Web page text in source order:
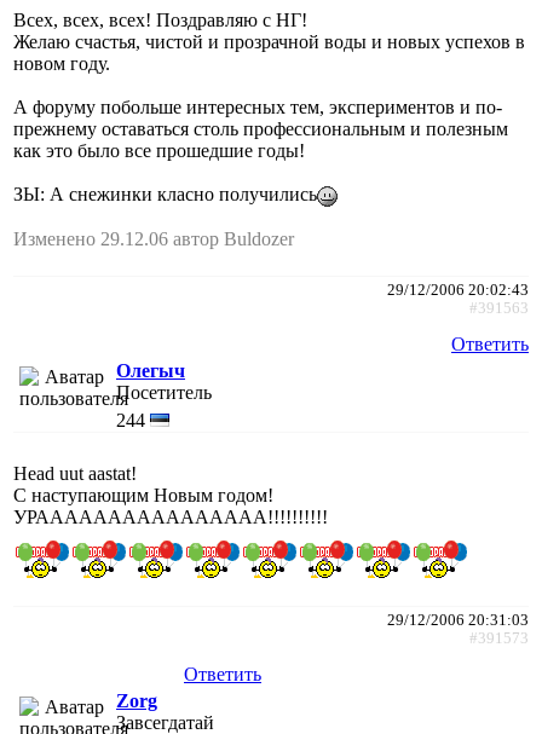
Всех, всех, всех! Поздравляю с НГ!
Желаю счастья, чистой и прозрачной воды и новых успехов в
новом году.
А форуму побольше интересных тем, экспериментов и по-
прежнему оставаться столь профессиональным и полезным
как это было все прошедшие годы!
ЗЫ: А снежинки класно получились
Изменено 29.12.06 автор Buldozer
29/12/2006 20:02:43
#391563
Ответить
Олегыч
Посетитель
244
Head uut aastat!
С наступающим Новым годом!
УРАААААААААААААААА!!!!!!!!!!
29/12/2006 20:31:03
#391573
Ответить
Zorg
Завсегдатай